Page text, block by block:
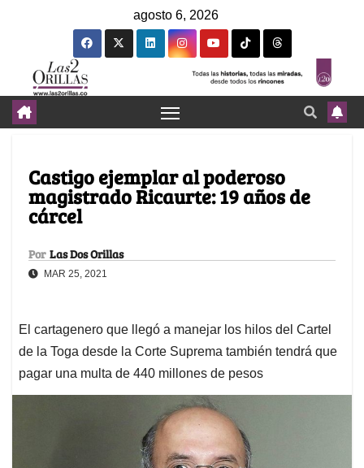
agosto 6, 2026
Castigo ejemplar al poderoso
magistrado Ricaurte: 19 años de
cárcel
Por Las Dos Orillas
MAR 25, 2021
El cartagenero que llegó a manejar los hilos del Cartel
de la Toga desde la Corte Suprema también tendrá que
pagar una multa de 440 millones de pesos